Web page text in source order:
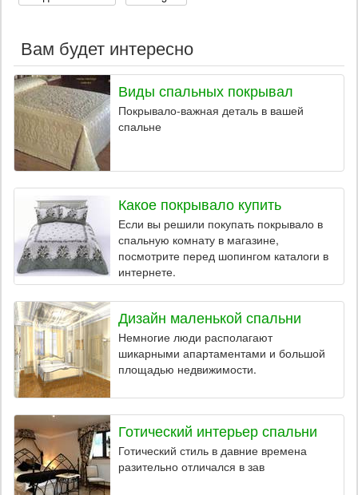
Вам будет интересно
Виды спальных покрывал
Покрывало-важная деталь в вашей
спальне
Какое покрывало купить
Если вы решили покупать покрывало в
спальную комнату в магазине,
посмотрите перед шопингом каталоги в
интернете.
Дизайн маленькой спальни
Немногие люди располагают
шикарными апартаментами и большой
площадью недвижимости.
Готический интерьер спальни
Готический стиль в давние времена
разительно отличался в зав